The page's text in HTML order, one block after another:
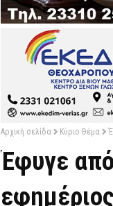
Αρχική σελίδα Κύριο Θέμα
Έφυγε